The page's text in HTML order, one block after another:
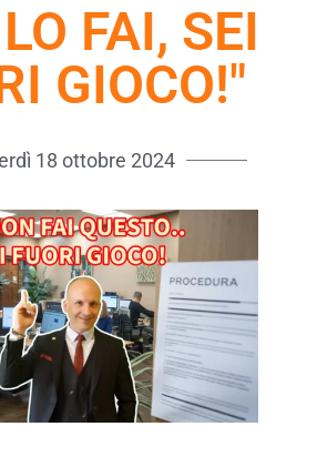
FAI, SEI
GIOCO!"
18 ottobre 2024